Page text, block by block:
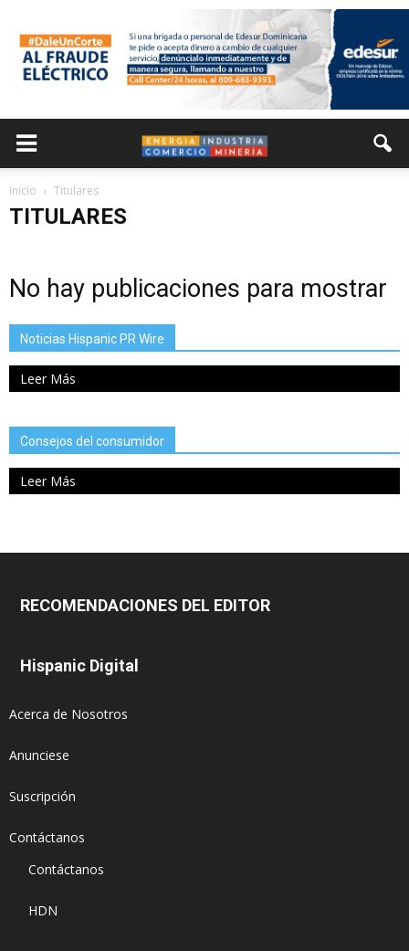
Inicio Titulares
TITULARES
No hay publicaciones para mostrar
Noticias Hispanic PR Wire
Leer Más
Consejos del consumidor
Leer Más
RECOMENDACIONES DEL EDITOR
Hispanic Digital
Acerca de Nosotros
Anunciese
Suscripción
Contáctanos
Contáctanos
HDN